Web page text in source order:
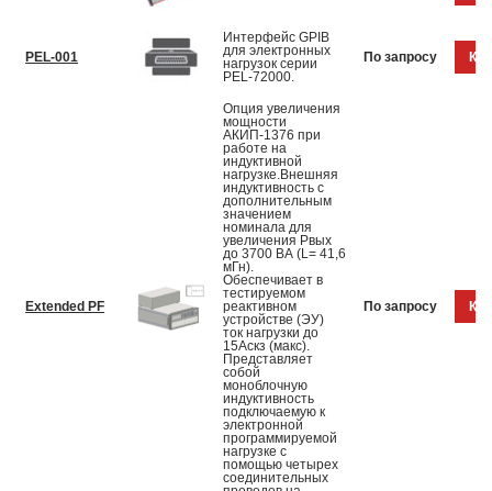
PEL-001
Интерфейс GPIB
для электронных
нагрузок серии
PEL-72000.
По запросу
Extended PF
Опция увеличения
мощности
АКИП-1376 при
работе на
индуктивной
нагрузке.Внешняя
индуктивность с
дополнительным
значением
номинала для
увеличения Pвых
до 3700 ВА (L= 41,6
мГн).
Обеспечивает в
тестируемом
реактивном
устройстве (ЭУ)
ток нагрузки до
15Aскз (макс).
Представляет
собой
моноблочную
индуктивность
подключаемую к
электронной
программируемой
нагрузке с
помощью четырех
соединительных
По запросу